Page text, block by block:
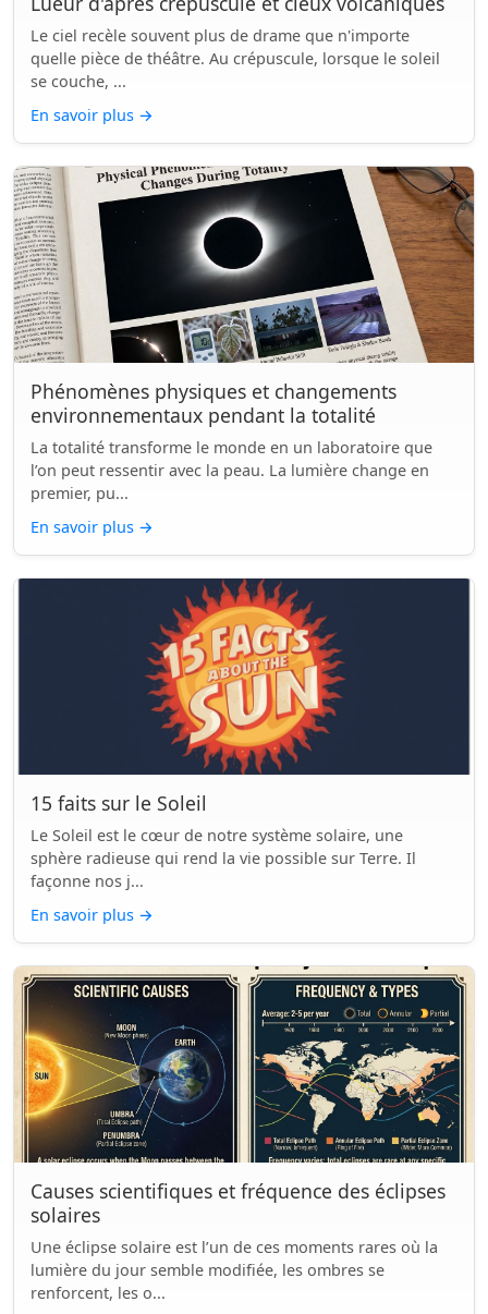
Le ciel recèle souvent plus de drame que n'importe
quelle pièce de théâtre. Au crépuscule, lorsque le soleil
se couche, ...
En savoir plus →
Phénomènes physiques et changements
environnementaux pendant la totalité
La totalité transforme le monde en un laboratoire que
l’on peut ressentir avec la peau. La lumière change en
premier, pu...
En savoir plus →
15 faits sur le Soleil
Le Soleil est le cœur de notre système solaire, une
sphère radieuse qui rend la vie possible sur Terre. Il
façonne nos j...
En savoir plus →
Causes scientifiques et fréquence des éclipses
solaires
Une éclipse solaire est l’un de ces moments rares où la
lumière du jour semble modifiée, les ombres se
renforcent, les o...